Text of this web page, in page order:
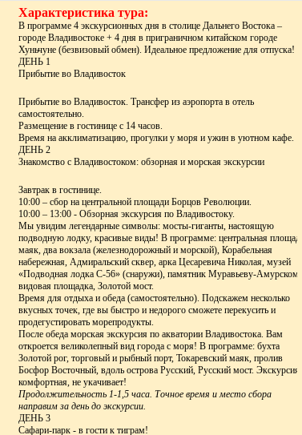
Характеристика тура:
В программе 4 экскурсионных дня в столице Дальнего Востока –
городе Владивостоке + 4 дня в приграничном китайском городе
Хуньчуне (безвизовый обмен). Идеальное предложение для отпуска!
ДЕНЬ 1
Прибытие во Владивосток
Прибытие во Владивосток. Трансфер из аэропорта в отель
самостоятельно.
Размещение в гостинице c 14 часов.
Время на акклиматизацию, прогулки у моря и ужин в уютном кафе.
ДЕНЬ 2
Знакомство с Владивостоком: обзорная и морская экскурсии
Завтрак в гостинице.
10:00 – сбор на центральной площади Борцов Революции.
10:00 – 13:00 - Обзорная экскурсия по Владивостоку.
Мы увидим легендарные символы: мосты-гиганты, настоящую
подводную лодку, красивые виды! В программе: центральная площадь,
маяк, два вокзала (железнодорожный и морской), Корабельная
набережная, Адмиральский сквер, арка Цесаревича Николая, музей
«Подводная лодка С-56» (снаружи), памятник Муравьеву-Амурскому,
видовая площадка, Золотой мост.
Время для отдыха и обеда (самостоятельно). Подскажем несколько
вкусных точек, где вы быстро и недорого сможете перекусить и
продегустировать морепродукты.
После обеда морская экскурсия по акватории Владивостока. Вам
откроется великолепный вид города с моря! В программе: бухта
Золотой рог, торговый и рыбный порт, Токаревский маяк, пролив
Босфор Восточный, вдоль острова Русский, Русский мост. Экскурсия
комфортная, не укачивает!
Продолжительность 1-1,5 часа. Точное время и место сбора
направим за день до экскурсии.
ДЕНЬ 3
Сафари-парк - в гости к тиграм!